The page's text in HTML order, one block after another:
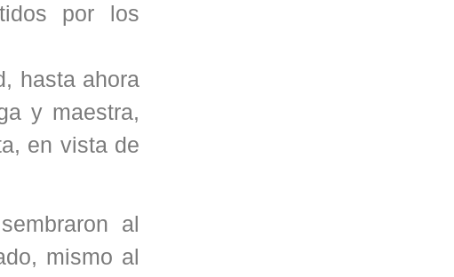
por los
hasta ahora
y maestra,
en vista de
al
mismo al